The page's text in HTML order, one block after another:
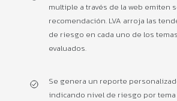
multiple a través de la web emiten
recomendación. LVA arroja las
de riesgo en cada uno de los temas
evaluados.
Se genera un reporte
indicando nivel de riesgo por